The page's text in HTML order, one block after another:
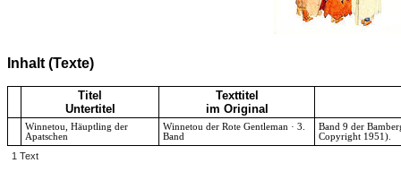
Inhalt (Texte)
Titel
Untertitel
Texttitel
im Original
Winnetou, Häuptling der
Apatschen
Winnetou der Rote Gentleman · 3.
Band
Band 9 der
Copyright 1951).
1 Text